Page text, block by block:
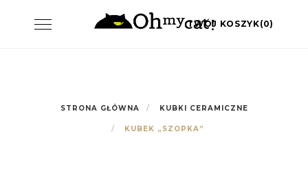
Toggle TWÓJ KOSZYK(0)
STRONA GŁÓWNA KUBKI CERAMICZNE
KUBEK „SZOPKA”